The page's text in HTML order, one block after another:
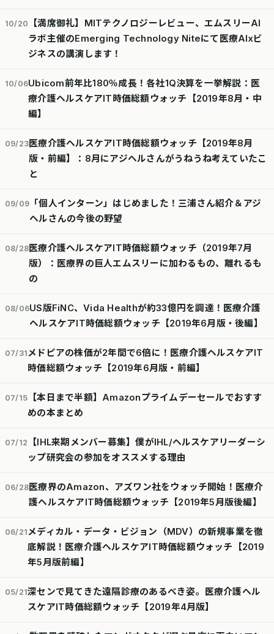
10/20
【満席御礼】MITテクノロジーレビュー、エムスリーAI
ラボ主催のEmerging Technology Niteにて医療AIxビ
ジネスの講演します！
10/06Ubicom前年比180％成長！各社1Q決算を一挙解説：医
療介護ヘルスケアIT時価総額ウォッチ【2019年8月・中
編】
09/23医療介護ヘルスケアIT時価総額ウォッチ【2019年8月
版・前編】：8月にアジヘルさんがうねうね考えていたこ
と
09/09 「個人インターン」はじめました！三浦さん紹介＆アジ
ヘルさんの今後の野望
08/28医療介護ヘルスケアIT時価総額ウォッチ（2019年7月
版）：医療界の巨人エムスリーに加わるもの、離れるも
の
08/06US版FiNC、Vida Healthが約33億円を調達！医療介護
ヘルスケアIT時価総額ウォッチ【2019年6月版・後編】
07/31メドピアの株価が2年間で6倍に！医療介護ヘルスケアIT
時価総額ウォッチ【2019年6月版・前編】
07/15
【本日まで半額】Amazonプライムデーセールでおすす
めの本まとめ
07/12
【IHL来期メンバー募集】僕がIHL/ヘルスケアリーダーシ
ップ研究会の参加をオススメする理由
06/28医療界のAmazon、アズワン社をウォッチ開始！医療介
護ヘルスケアIT時価総額ウォッチ【2019年5月版後編】
06/21メディカル・データ・ビジョン（MDV）の新規事業を徹
底解説！医療介護ヘルスケアIT時価総額ウォッチ【2019
年5月版前編】
05/21深センで見てきた遠隔診療のあるべき姿。医療介護ヘル
スケアIT時価総額ウォッチ【2019年4月版】